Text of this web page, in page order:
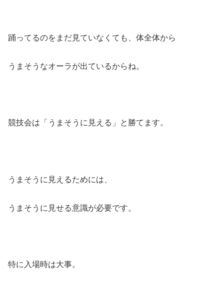
踊ってるのをまだ見ていなくても、体全体から
うまそうなオーラが出ているからね。
競技会は「うまそうに見える」と勝てます。
うまそうに見えるためには、
うまそうに見せる意識が必要です。
特に入場時は大事。